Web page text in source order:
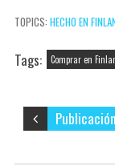
electrónico…
TOPICS: HECHO EN
Tags: Comprar en